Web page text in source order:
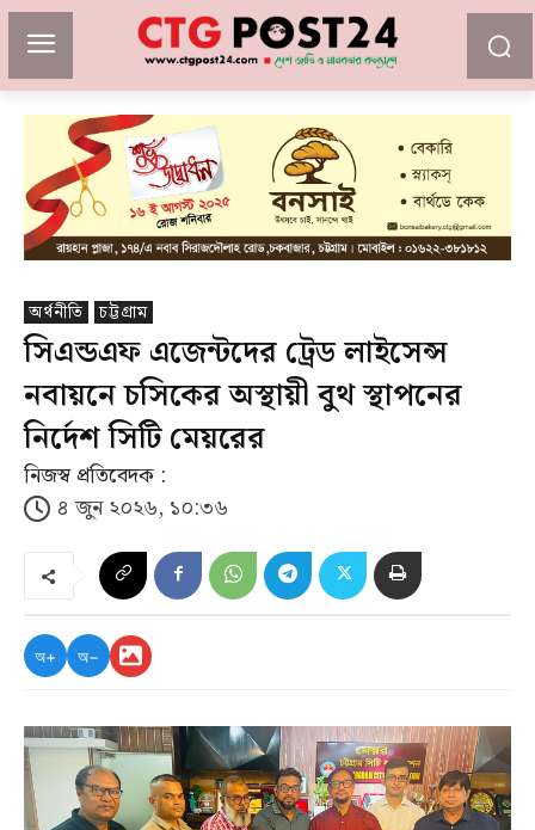
অর্থনীতি চট্টগ্রাম
সিএন্ডএফ এজেন্টদের ট্রেড লাইসেন্স
নবায়নে চসিকের অস্থায়ী বুথ স্থাপনের
নির্দেশ সিটি মেয়রের
নিজস্ব প্রতিবেদক :
৪ জুন ২০২৬, ১০:৩৬
অ+ অ−